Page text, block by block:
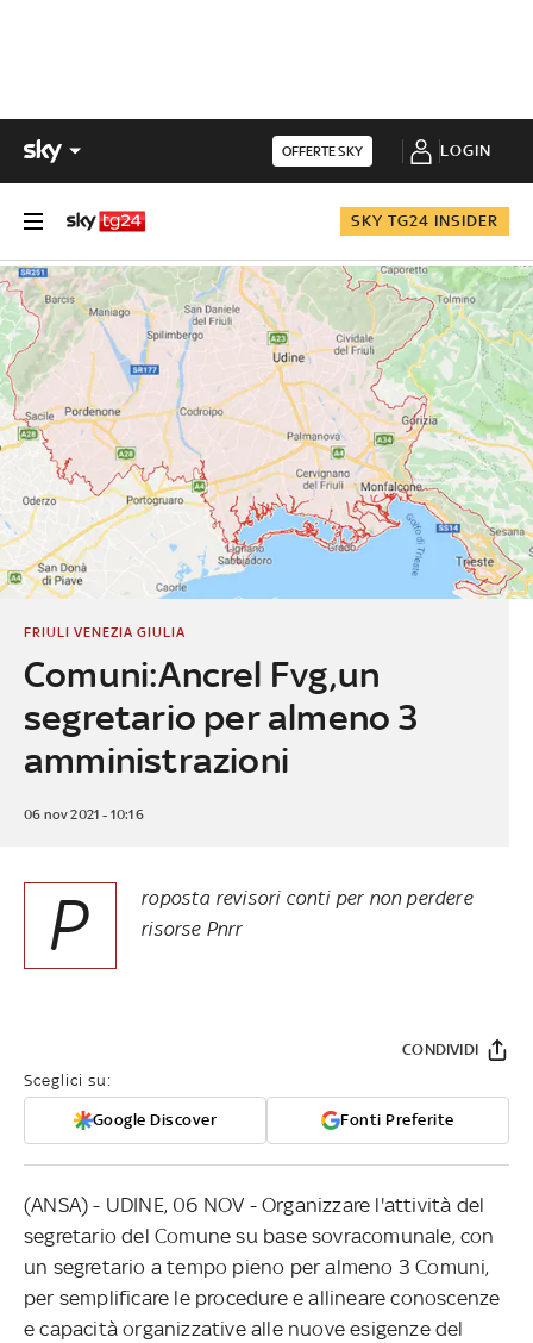
OFFERTE SKY LOGIN
SKY TG24 INSIDER
Comuni:Ancrel Fvg,un
segretario per almeno 3
amministrazioni
FRIULI VENEZIA GIULIA
06 nov 2021 - 10:16
P
roposta revisori conti per non perdere
risorse Pnrr
Sceglici su:
Google Discover Fonti Preferite
CONDIVIDI
(ANSA) - UDINE, 06 NOV - Organizzare l'attività del
segretario del Comune su base sovracomunale, con
un segretario a tempo pieno per almeno 3 Comuni,
per semplificare le procedure e allineare conoscenze
e capacità organizzative alle nuove esigenze del